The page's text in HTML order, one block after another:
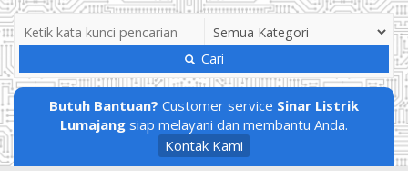
Cari
Butuh Bantuan? Customer service Sinar Listrik
Lumajang siap melayani dan membantu Anda.
Kontak Kami